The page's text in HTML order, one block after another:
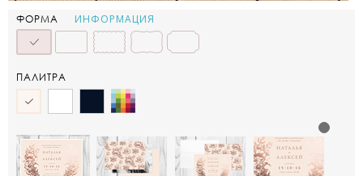
ФОРМА ИНФОРМАЦИЯ
ПАЛИТРА